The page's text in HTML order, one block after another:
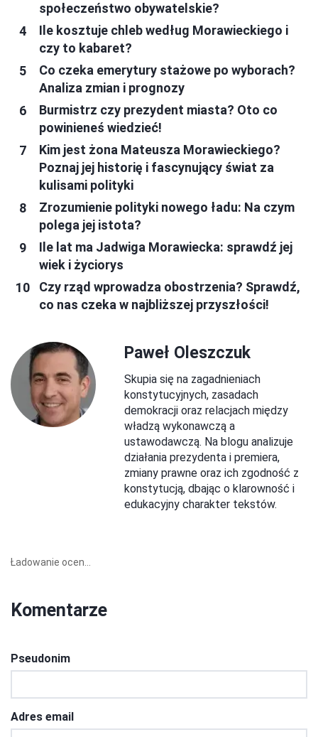
społeczeństwo obywatelskie?
Ile kosztuje chleb według Morawieckiego i
czy to kabaret?
Co czeka emerytury stażowe po wyborach?
Analiza zmian i prognozy
Burmistrz czy prezydent miasta? Oto co
powinieneś wiedzieć!
Kim jest żona Mateusza Morawieckiego?
Poznaj jej historię i fascynujący świat za
kulisami polityki
Zrozumienie polityki nowego ładu: Na czym
polega jej istota?
Ile lat ma Jadwiga Morawiecka: sprawdź jej
wiek i życiorys
Czy rząd wprowadza obostrzenia? Sprawdź,
co nas czeka w najbliższej przyszłości!
Paweł Oleszczuk
Skupia się na zagadnieniach
konstytucyjnych, zasadach
demokracji oraz relacjach między
władzą wykonawczą a
ustawodawczą. Na blogu analizuje
działania prezydenta i premiera,
zmiany prawne oraz ich zgodność z
konstytucją, dbając o klarowność i
edukacyjny charakter tekstów.
Ładowanie ocen...
Komentarze
Pseudonim
Adres email